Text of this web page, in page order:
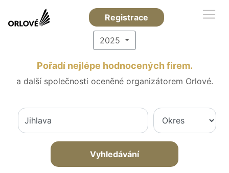
Registrace
2025
Pořadí nejlépe hodnocených firem.
a další společnosti oceněné organizátorem Orlové.
Vyhledávání